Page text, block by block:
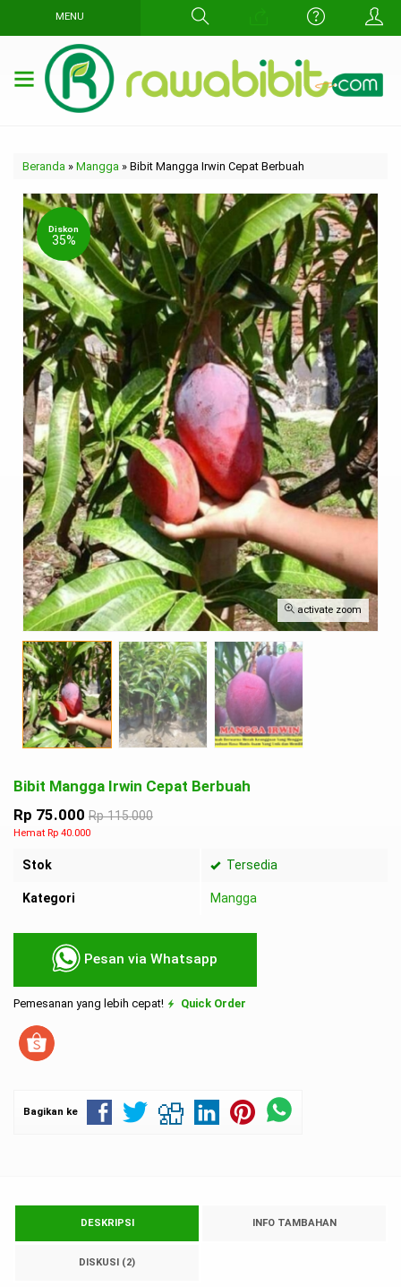
MENU
Beranda » Mangga » Bibit Mangga Irwin Cepat Berbuah
activate zoom
Diskon
35%
Bibit Mangga Irwin Cepat Berbuah
Rp 75.000 Rp 115.000
Hemat Rp 40.000
Stok Tersedia
Kategori Mangga
Pesan via Whatsapp
Pemesanan yang lebih cepat! Quick Order
Bagikan ke
DESKRIPSI INFO TAMBAHAN
DISKUSI (2)